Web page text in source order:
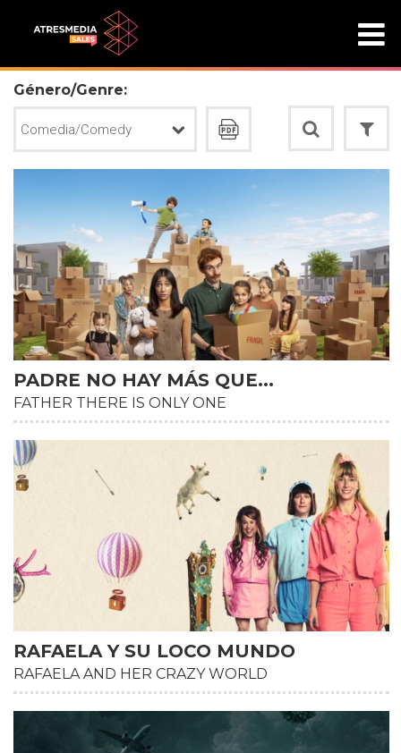
Género/Genre:
HD
PADRE NO HAY MÁS QUE...
FATHER THERE IS ONLY ONE
HD
RAFAELA Y SU LOCO MUNDO
RAFAELA AND HER CRAZY WORLD